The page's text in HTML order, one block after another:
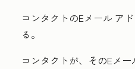
コンタクトのEメール ア
る。
コンタクトが、そのEメ